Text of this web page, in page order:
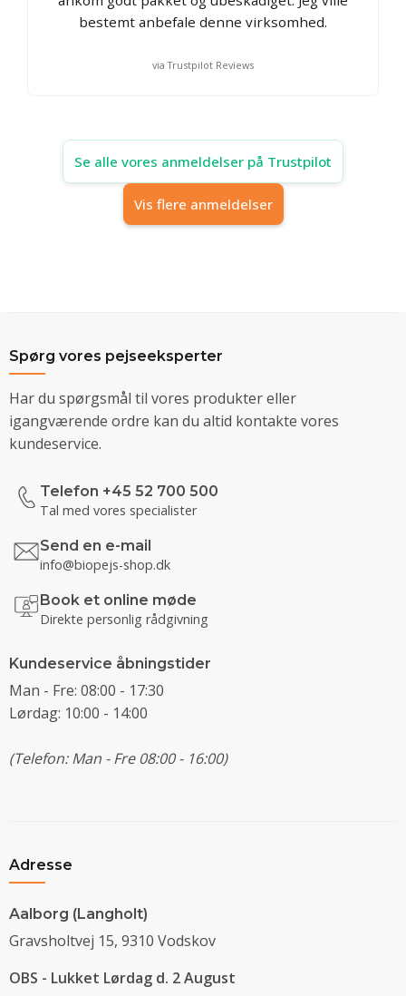
bestemt anbefale denne virksomhed.
via Trustpilot Reviews
Se alle vores anmeldelser på Trustpilot
Vis flere anmeldelser
Spørg vores pejseeksperter
Har du spørgsmål til vores produkter eller
igangværende ordre kan du altid kontakte vores
kundeservice.
Telefon +45 52 700 500
Tal med vores specialister
Send en e-mail
info@biopejs-shop.dk
Book et online møde
Direkte personlig rådgivning
Kundeservice åbningstider
Man - Fre: 08:00 - 17:30
Lørdag: 10:00 - 14:00
(Telefon: Man - Fre 08:00 - 16:00)
Adresse
Aalborg (Langholt)
Gravsholtvej 15, 9310 Vodskov
OBS - Lukket Lørdag d. 2 August